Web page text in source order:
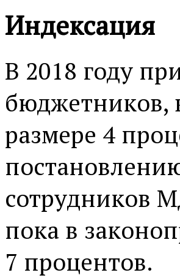
Индексация
В 2018 году
бюджетников,
размере 4
сотрудников
пока в
7 процентов.